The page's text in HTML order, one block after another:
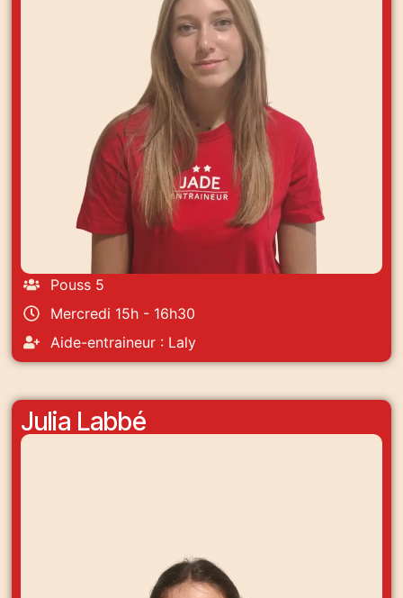
Pouss 5
Mercredi 15h - 16h30
Aide-entraineur : Laly
Julia Labbé